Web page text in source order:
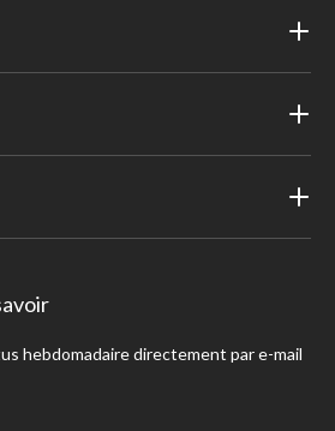
hebdomadaire directement par e-mail